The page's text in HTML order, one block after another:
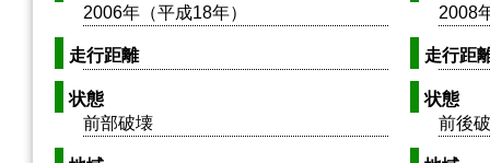
2006年（平成18年）
走行距離
状態
前部破壊
2008
走行距
状態
前後